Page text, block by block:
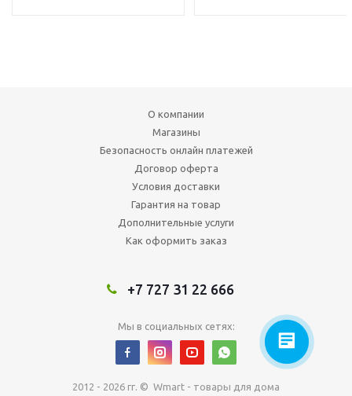
О компании
Магазины
Безопасность онлайн платежей
Договор оферта
Условия доставки
Гарантия на товар
Дополнительные услуги
Как оформить заказ
+7 727 31 22 666
Мы в социальных сетях:
2012 - 2026 гг. © Wmart - товары для дома